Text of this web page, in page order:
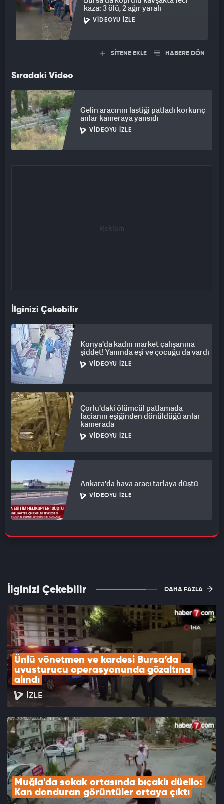
kaza: 3 ölü, 2 ağır yaralı
VIDEOYU İZLE
SİTENE EKLE HABERE DÖN
Sıradaki Video
Gelin aracının lastiği patladı korkunç
anlar kameraya yansıdı
VIDEOYU İZLE
İlginizi Çekebilir
Konya'da kadın market çalışanına
şiddet! Yanında eşi ve çocuğu da vardı
VIDEOYU İZLE
Çorlu'daki ölümcül patlamada
facianın eşiğinden dönüldüğü anlar
kamerada
VIDEOYU İZLE
Ankara'da hava aracı tarlaya düştü
VIDEOYU İZLE
İlginizi Çekebilir DAHA FAZLA
Ünlü yönetmen ve kardeşi Bursa’da
uyuşturucu operasyonunda gözaltına
alındı
İZLE
Muğla'da sokak ortasında bıçaklı düello:
Kan donduran görüntüler ortaya çıktı